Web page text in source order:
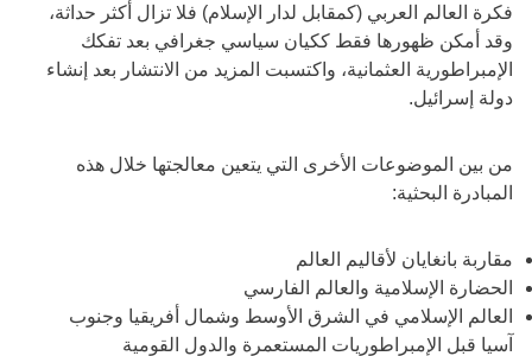
فكرة العالم العربي (كمقابل لدار الإسلام) فلا تزال أكثر حداثة،
وقد أمكن ظهورها فقط ككيان سياسي جغرافي بعد تفكك
الإمبراطورية العثمانية، واكتسبت المزيد من الانتشار بعد إنشاء
دولة إسرائيل.
من بين الموضوعات الأخرى التي يتعين معالجتها خلال هذه
المبادرة البحثية:
مقاربة بانغايان لأقاليم العالم
الحضارة الإسلامية والعالم الفارسي
العالم الإسلامي في الشرق الأوسط وشمال أفريقيا وجنوب
آسيا قبل الإمبراطوريات المستعمرة والدول القومية